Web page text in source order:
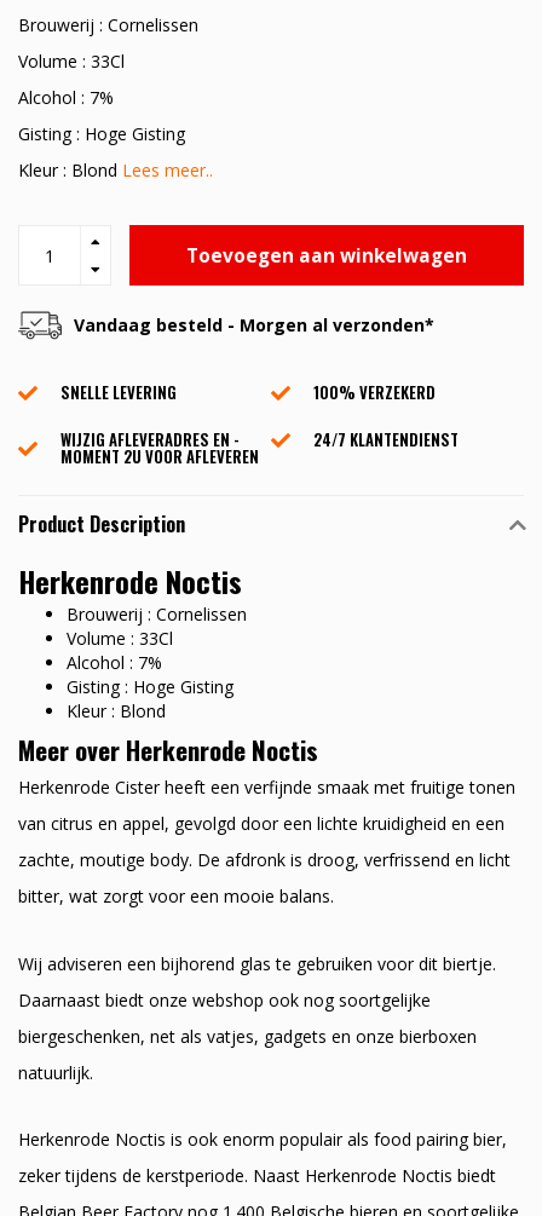
Brouwerij : Cornelissen
Volume : 33Cl
Alcohol : 7%
Gisting : Hoge Gisting
Kleur : Blond Lees meer..
Toevoegen aan winkelwagen
Vandaag besteld - Morgen al verzonden*
SNELLE LEVERING
100% VERZEKERD
WIJZIG AFLEVERADRES EN -
MOMENT 2U VOOR AFLEVEREN
24/7 KLANTENDIENST
Product Description
Herkenrode Noctis
Brouwerij : Cornelissen
Volume : 33Cl
Alcohol : 7%
Gisting : Hoge Gisting
Kleur : Blond
Meer over Herkenrode Noctis
Herkenrode Cister heeft een verfijnde smaak met fruitige tonen
van citrus en appel, gevolgd door een lichte kruidigheid en een
zachte, moutige body. De afdronk is droog, verfrissend en licht
bitter, wat zorgt voor een mooie balans.
Wij adviseren een bijhorend glas te gebruiken voor dit biertje.
Daarnaast biedt onze webshop ook nog soortgelijke
biergeschenken, net als vatjes, gadgets en onze bierboxen
natuurlijk.
Herkenrode Noctis is ook enorm populair als food pairing bier,
zeker tijdens de kerstperiode. Naast Herkenrode Noctis biedt